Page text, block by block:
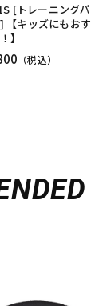
[トレーニングパ
【キッズにもおす
】
（税込）